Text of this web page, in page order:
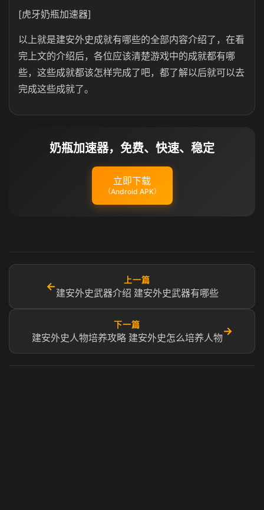
[虎牙奶瓶加速器]
以上就是建安外史成就有哪些的全部内容介绍了，在看
完上文的介绍后，各位应该清楚游戏中的成就都有哪
些，这些成就都该怎样完成了吧，都了解以后就可以去
完成这些成就了。
奶瓶加速器，免费、快速、稳定
立即下载
（Android APK）
←
上一篇
建安外史武器介绍 建安外史武器有哪些
下一篇
建安外史人物培养攻略 建安外史怎么培养人物
→